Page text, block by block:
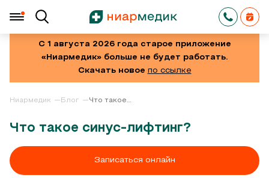
С 1 августа 2026 года старое приложение
«Ниармедик» больше не будет работать.
Скачать новое по ссылке
Ниармедик Блог
Что такое
Что такое синус-лифтинг?
Записаться онлайн